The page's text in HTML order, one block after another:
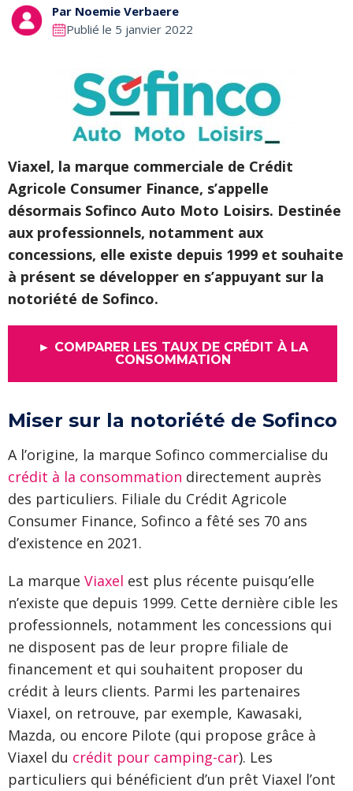
Par Noemie Verbaere
Publié le 5 janvier 2022
Viaxel, la marque commerciale de Crédit
Agricole Consumer Finance, s’appelle
désormais Sofinco Auto Moto Loisirs. Destinée
aux professionnels, notamment aux
concessions, elle existe depuis 1999 et souhaite
à présent se développer en s’appuyant sur la
notoriété de Sofinco.
► COMPARER LES TAUX DE CRÉDIT À LA
CONSOMMATION
Miser sur la notoriété de Sofinco
A l’origine, la marque Sofinco commercialise du
crédit à la consommation directement auprès
des particuliers. Filiale du Crédit Agricole
Consumer Finance, Sofinco a fêté ses 70 ans
d’existence en 2021.
La marque Viaxel est plus récente puisqu’elle
n’existe que depuis 1999. Cette dernière cible les
professionnels, notamment les concessions qui
ne disposent pas de leur propre filiale de
financement et qui souhaitent proposer du
crédit à leurs clients. Parmi les partenaires
Viaxel, on retrouve, par exemple, Kawasaki,
Mazda, ou encore Pilote (qui propose grâce à
Viaxel du crédit pour camping-car). Les
particuliers qui bénéficient d’un prêt Viaxel l’ont